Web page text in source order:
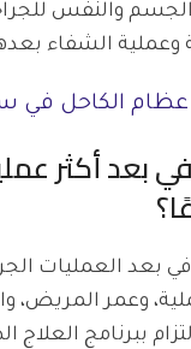
والنفس
عظام الكاحل في
بعد أكثر
بعد العمليات
وعمر المريض،
ببرنامج العلاج